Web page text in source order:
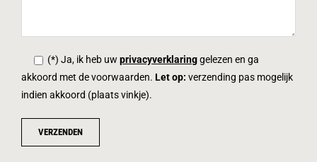
(*) Ja, ik heb uw privacyverklaringgelezen en ga
akkoord met de voorwaarden. Let op: verzending pas mogelijk
indien akkoord (plaats vinkje).